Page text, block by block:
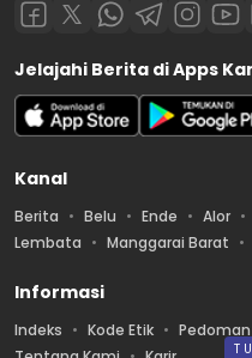
Jelajahi Berita di Apps
Kanal
Berita Belu Ende Alor
Lembata
Manggarai Barat
Informasi
Indeks Kode Etik